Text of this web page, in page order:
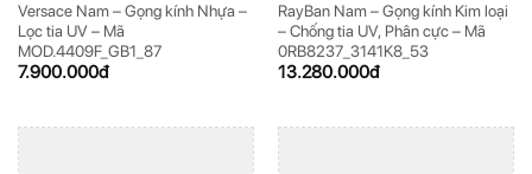
Versace Nam – Gọng kính Nhựa –
Lọc tia UV – Mã
MOD.4409F_GB1_87
7.900.000đ
RayBan Nam – Gọng kính Kim loại
– Chống tia UV, Phân cực – Mã
0RB8237_3141K8_53
13.280.000đ